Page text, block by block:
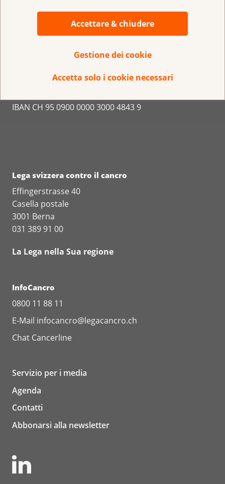
Accettare & chiudere
Gestione dei cookie
Accetta solo i cookie necessari
IBAN CH 95 0900 0000 3000 4843 9
Lega svizzera contro il cancro
Effingerstrasse 40
Casella postale
3001 Berna
031 389 91 00
La Lega nella Sua regione
InfoCancro
0800 11 88 11
E-Mail infocancro@legacancro.ch
Chat Cancerline
Servizio per i media
Agenda
Contatti
Abbonarsi alla newsletter